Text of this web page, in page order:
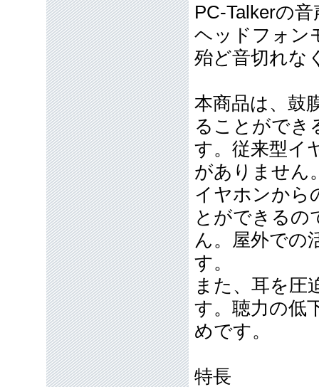
PC-Talkerの
ヘッドフォン
殆ど音切れな
本商品は、鼓
ることができ
す。従来型イ
がありません
イヤホンから
とができるの
ん。屋外での
す。
また、耳を圧
す。聴力の低
めです。
特長